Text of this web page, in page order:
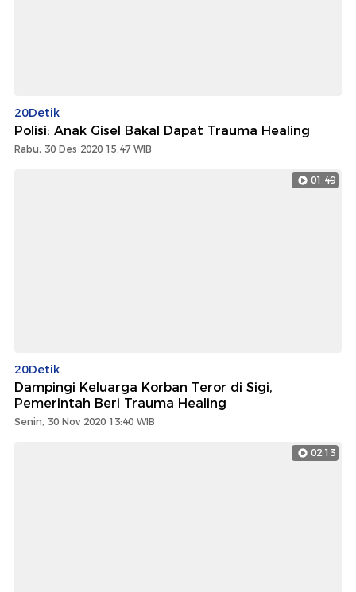
20Detik
Polisi: Anak Gisel Bakal Dapat Trauma Healing
Rabu, 30 Des 2020 15:47 WIB
01:49
20Detik
Dampingi Keluarga Korban Teror di Sigi,
Pemerintah Beri Trauma Healing
Senin, 30 Nov 2020 13:40 WIB
02:13